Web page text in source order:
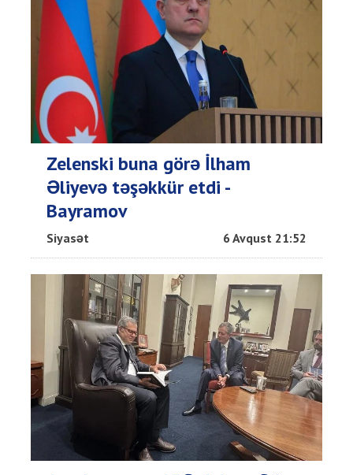
Zelenski buna görə İlham
Əliyevə təşəkkür etdi -
Bayramov
Siyasət 6 Avqust 21:52